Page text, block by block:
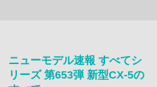
ニューモデル速報 すべてシ
リーズ 第653弾 新型CX-5の